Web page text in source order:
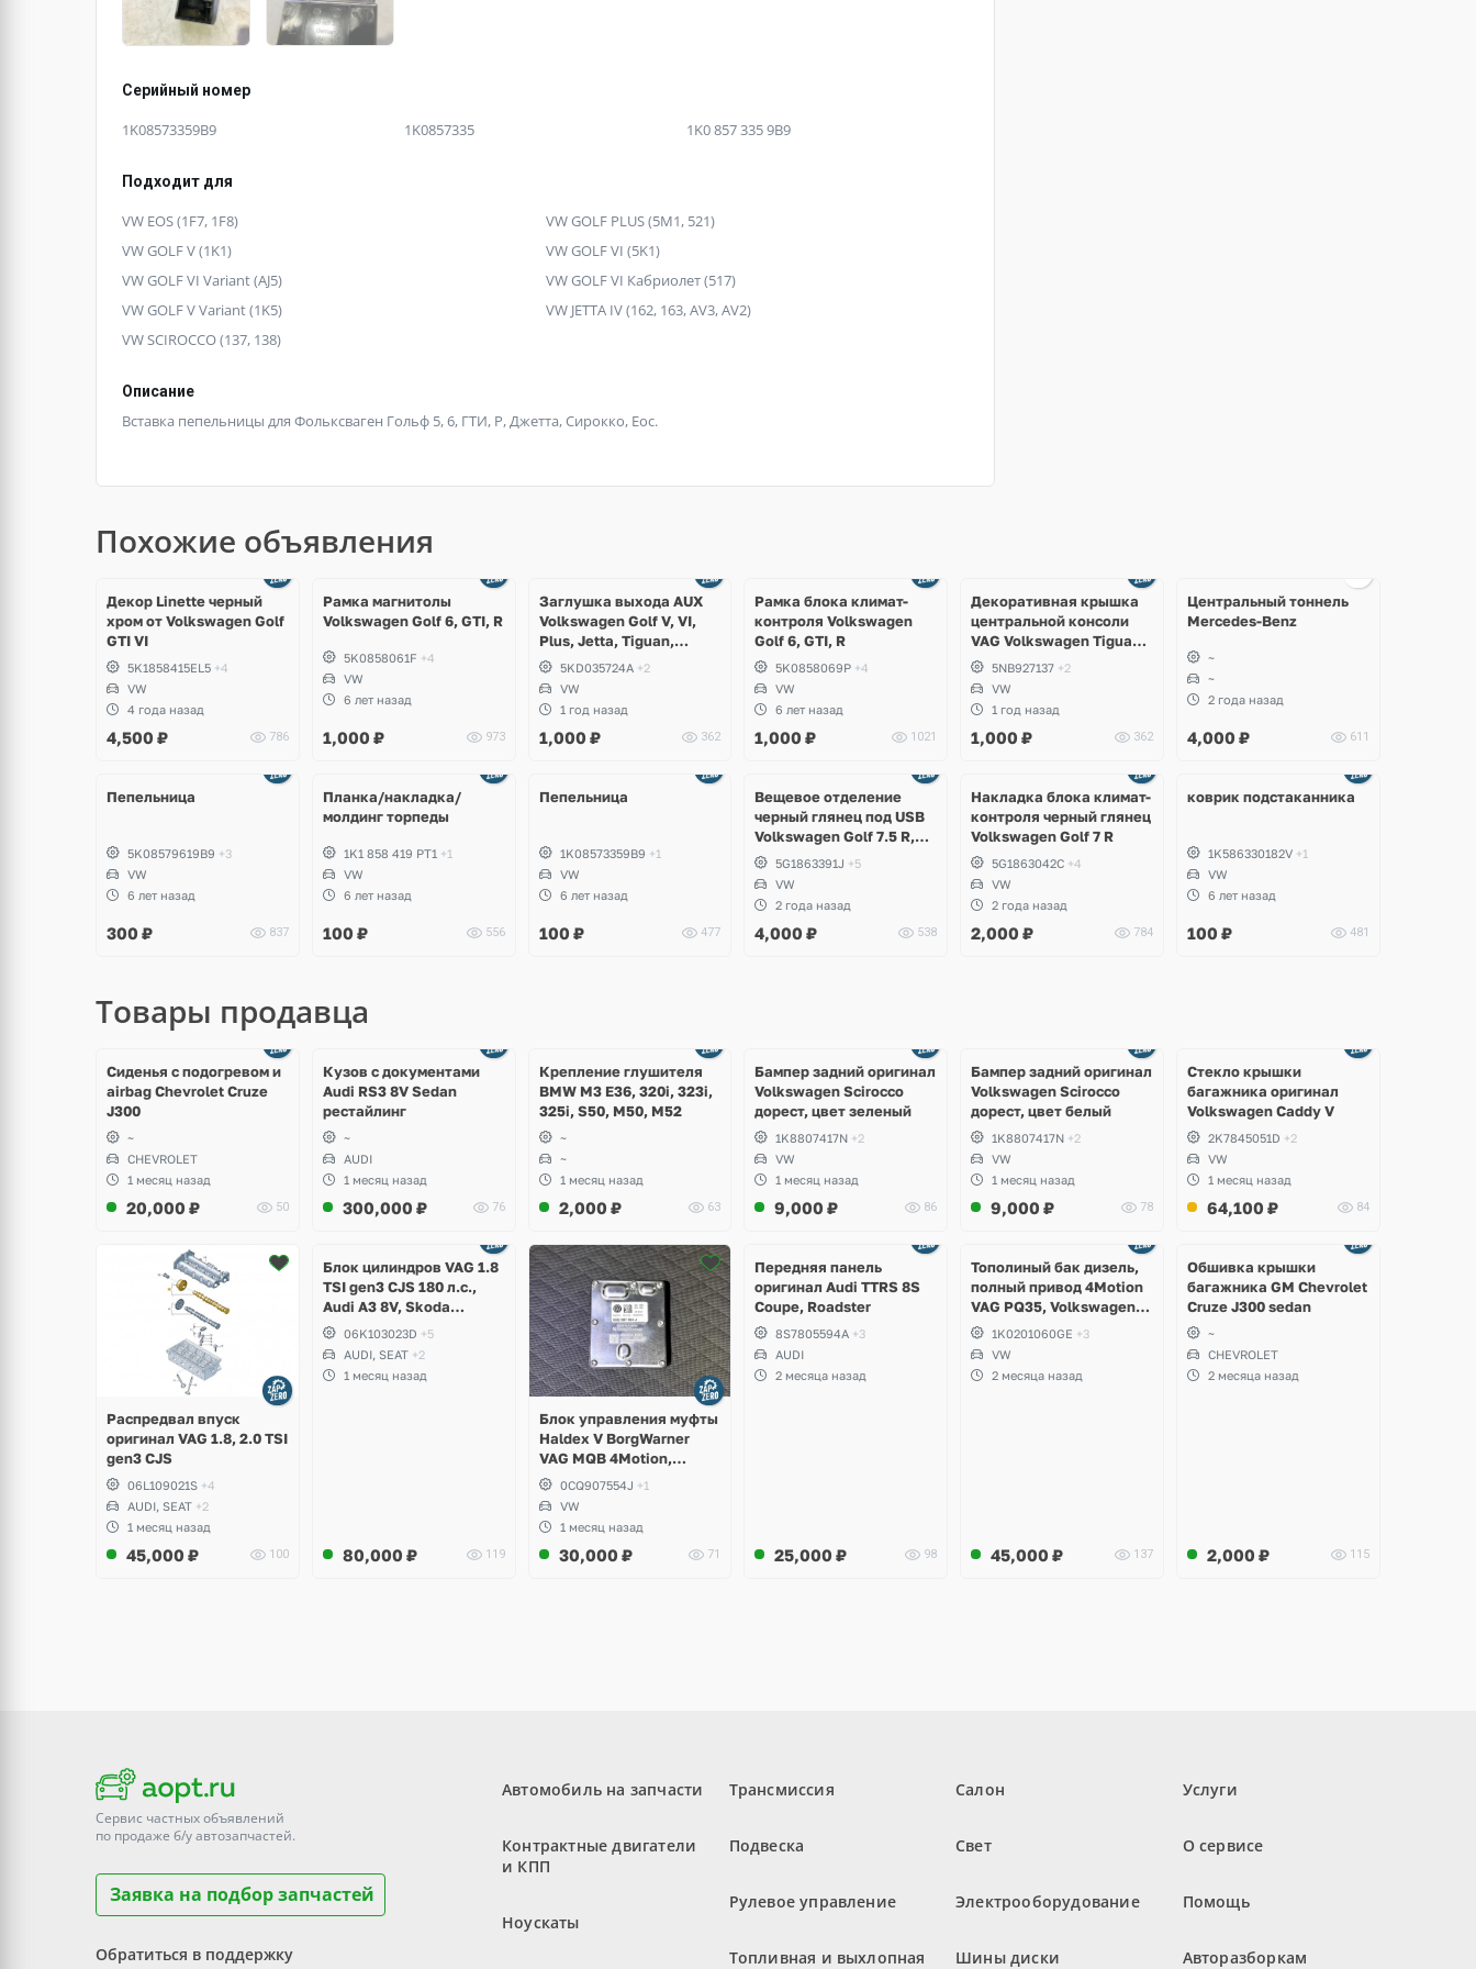
Серийный номер
1K08573359B9 1K0857335 1K0 857 335 9B9
Подходит для
VW EOS (1F7, 1F8)
VW GOLF PLUS (5M1, 521)
VW GOLF V (1K1)
VW GOLF VI (5K1)
VW GOLF VI Variant (AJ5)
VW GOLF VI Кабриолет (517)
VW GOLF V Variant (1K5)
VW JETTA IV (162, 163, AV3, AV2)
VW SCIROCCO (137, 138)
Описание
Вставка пепельницы для Фольксваген Гольф 5, 6, ГТИ, Р, Джетта, Сирокко, Еос.
Похожие объявления
Декор Linette черный
хром от Volkswagen Golf
GTI VI
5K1858415EL5 +4
VW
4 года назад
4,500 ₽ 786
Рамка магнитолы
Volkswagen Golf 6, GTI, R
5K0858061F +4
VW
6 лет назад
1,000 ₽ 973
Заглушка выхода AUX
Volkswagen Golf V, VI,
Plus, Jetta, Tiguan,
Scirocco, Eos
5KD035724A +2
VW
1 год назад
1,000 ₽ 362
Рамка блока климат-
контроля Volkswagen
Golf 6, GTI, R
5K0858069P +4
VW
6 лет назад
1,000 ₽ 1021
Декоративная крышка
центральной консоли
VAG Volkswagen Tiguan,
Allspace, Taos, Seat
Tarraco
5NB927137 +2
VW
1 год назад
1,000 ₽ 362
Центральный тоннель
Mercedes-Benz
~
~
2 года назад
4,000 ₽ 611
Пепельница
5K08579619B9 +3
VW
6 лет назад
300 ₽ 837
Планка/накладка/
молдинг торпеды
1K1 858 419 PT1 +1
VW
6 лет назад
100 ₽ 556
Пепельница
1K08573359B9 +1
VW
6 лет назад
100 ₽ 477
Вещевое отделение
черный глянец под USB
Volkswagen Golf 7.5 R,
GTI5G1863391J +5
VW
2 года назад
4,000 ₽ 538
Накладка блока климат-
контроля черный глянец
Volkswagen Golf 7 R
5G1863042C +4
VW
2 года назад
2,000 ₽ 784
коврик подстаканника
1K586330182V +1
VW
6 лет назад
100 ₽ 481
Товары продавца
Сиденья с подогревом и
airbag Chevrolet Cruze
J300
~
CHEVROLET
1 месяц назад
20,000 ₽ 50
Кузов с документами
Audi RS3 8V Sedan
рестайлинг
~
AUDI
1 месяц назад
300,000 ₽ 76
Крепление глушителя
BMW M3 E36, 320i, 323i,
325i, S50, M50, M52
~
~
1 месяц назад
2,000 ₽ 63
Бампер задний оригинал
Volkswagen Scirocco
дорест, цвет зеленый
1K8807417N +2
VW
1 месяц назад
9,000 ₽ 86
Бампер задний оригинал
Volkswagen Scirocco
дорест, цвет белый
1K8807417N +2
VW
1 месяц назад
9,000 ₽ 78
Стекло крышки
багажника оригинал
Volkswagen Caddy V
2K7845051D +2
VW
1 месяц назад
64,100 ₽ 84
Распредвал впуск
оригинал VAG 1.8, 2.0 TSI
gen3 CJS
06L109021S +4
AUDI, SEAT +2
1 месяц назад
45,000 ₽ 100
2 фото
Блок цилиндров VAG 1.8
TSI gen3 CJS 180 л.с.,
Audi A3 8V, Skoda
Octavia A7, Superb,
Volkswagen Passat B8,
Golf VII Alltrack, Seat
Leon
06K103023D +5
AUDI, SEAT +2
1 месяц назад
80,000 ₽ 119
Блок управления муфты
Haldex V BorgWarner
VAG MQB 4Motion,
Volkswagen Tiguan
0CQ907554J +1
VW
1 месяц назад
30,000 ₽ 71
2 фото
Передняя панель
оригинал Audi TTRS 8S
Coupe, Roadster
8S7805594A +3
AUDI
2 месяца назад
25,000 ₽ 98
Тополиный бак дизель,
полный привод 4Motion
VAG PQ35, Volkswagen
Scirocco, Golf V, VI,
Skoda Yeti, Octavia A5,
Superb, Audi A3, Seat
Altea
1K0201060GE +3
VW
2 месяца назад
45,000 ₽ 137
Обшивка крышки
багажника GM Chevrolet
Cruze J300 sedan
~
CHEVROLET
2 месяца назад
2,000 ₽ 115
Сервис частных объявлений
по продаже б/уавтозапчастей.
Заявка на подбор запчастей
Обратиться в поддержку
Автомобиль на запчасти
Контрактные двигатели
и КПП
Ноускаты
Трансмиссия
Подвеска
Рулевое управление
Топливная и выхлопная
Салон
Свет
Электрооборудование
Шины диски
Услуги
О сервисе
Помощь
Авторазборкам